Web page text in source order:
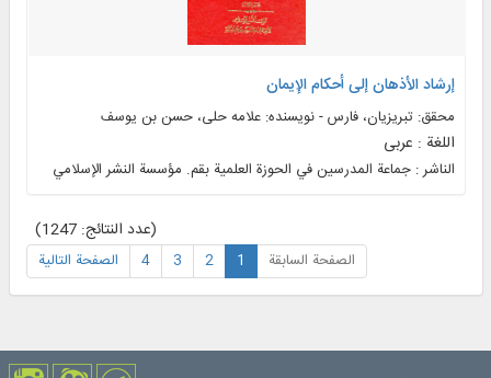
إرشاد الأذهان إلی أحکام الإیمان
محقق: تبریزیان، فارس - نویسنده: علامه حلی، حسن بن یوسف
اللغة : عربی
الناشر : جماعة المدرسين في الحوزة العلمیة بقم. مؤسسة النشر الإسلامي
(عدد النتائج: 1247)
الصفحة السابقة 1
2
3
4 الصفحة التالية